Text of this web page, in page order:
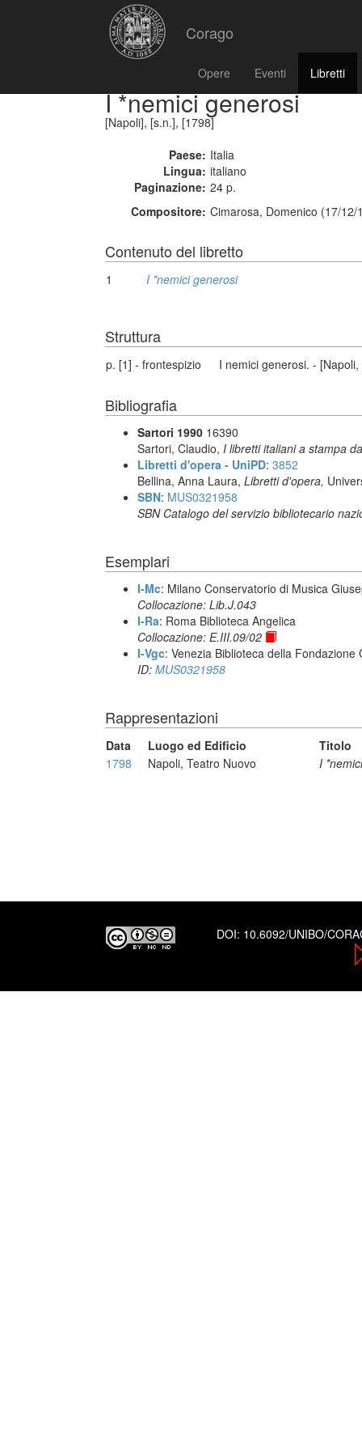
Corago
Opere Eventi Libretti
I *nemici generosi
[Napoli], [s.n.], [1798]
Paese: Italia
Lingua: italiano
Paginazione: 24 p.
Compositore: Cimarosa, Domenico (17/
Contenuto del libretto
1 I *nemici generosi
Struttura
p. [1] - frontespizio I nemici generosi. -
Bibliografia
Sartori 1990 16390
Sartori, Claudio, I libretti italiani a stampa
Libretti d'opera - UniPD: 3852
Bellina, Anna Laura, Libretti d'opera,
SBN: MUS0321958
SBN Catalogo del servizio bibliotecario
Esemplari
I-Mc: Milano Conservatorio di Musica
Collocazione: Lib.J.043
I-Ra: Roma Biblioteca Angelica
Collocazione: E.III.09/02
I-Vgc: Venezia Biblioteca della Fondazione
ID: MUS0321958
Rappresentazioni
Data Luogo ed Edificio
Titolo
1798
Napoli, Teatro Nuovo I
DOI: 10.6092/UNIBO/